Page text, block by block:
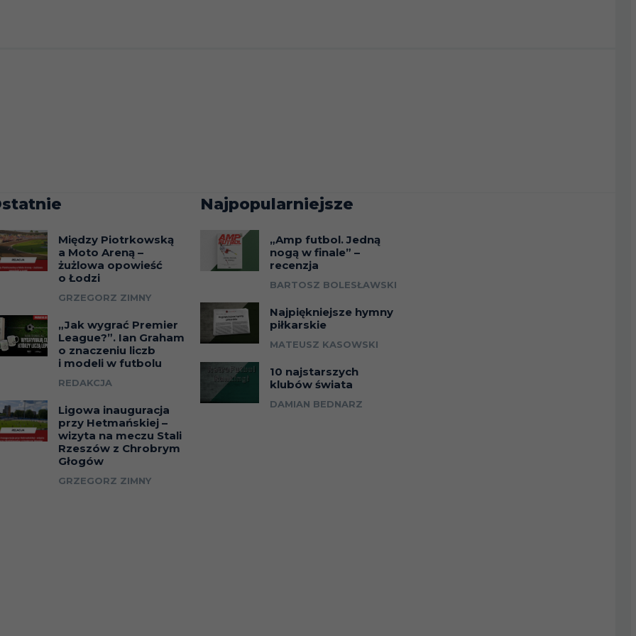
Między Piotrkowską
a Moto Areną –
żużlowa opowieść
o Łodzi
GRZEGORZ ZIMNY
„Jak wygrać Premier
League?”. Ian Graham
o znaczeniu liczb
i modeli w futbolu
REDAKCJA
Ligowa inauguracja
przy Hetmańskiej –
wizyta na meczu Stali
Rzeszów z Chrobrym
Głogów
GRZEGORZ ZIMNY
Najpopularniejsze
„Amp futbol. Jedną
nogą w finale” –
recenzja
BARTOSZ BOLESŁAWSKI
Najpiękniejsze hymny
piłkarskie
MATEUSZ KASOWSKI
10 najstarszych
klubów świata
DAMIAN BEDNARZ